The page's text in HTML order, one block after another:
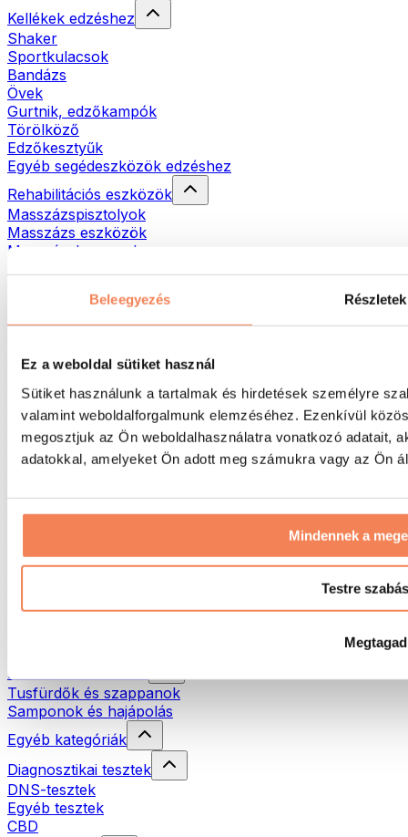
Beleegyezés Részletek
Ez a weboldal sütiket használ
Sütiket használunk a tartalmak és hirdetések személyre
valamint weboldalforgalmunk elemzéséhez. Ezenkívül
megosztjuk az Ön weboldalhasználatra vonatkozó adatait,
adatokkal, amelyeket Ön adott meg számukra vagy az Ön
Mindennek a
Testre szabás
Megtagad
Kellékek edzéshez
Shaker
Sportkulacsok
Bandázs
Övek
Gurtnik, edzőkampók
Törölköző
Edzőkesztyűk
Egyéb segédeszközök edzéshez
Rehabilitációs eszközök
Masszázspisztolyok
Masszázs eszközök
Masszázshengerek
Táskák & hátizsákok
Hátizsákok
Futás
Küzdősportok
Kerékpározás
Jóga és pilates
Úszás
Túrázás
Vörösfény-terápia
Öko háztartás
Natúrkozmetikumok
Tusfürdők és szappanok
Samponok és hajápolás
Egyéb kategóriák
Diagnosztikai tesztek
DNS-tesztek
Egyéb tesztek
CBD